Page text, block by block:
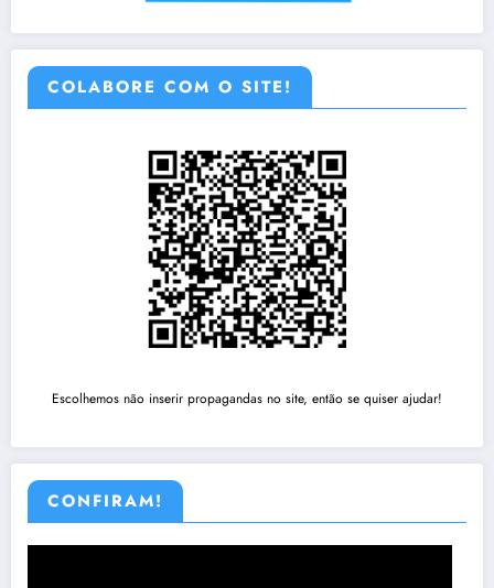
COLABORE COM O SITE!
Escolhemos não inserir propagandas no site, então se quiser ajudar!
CONFIRAM!